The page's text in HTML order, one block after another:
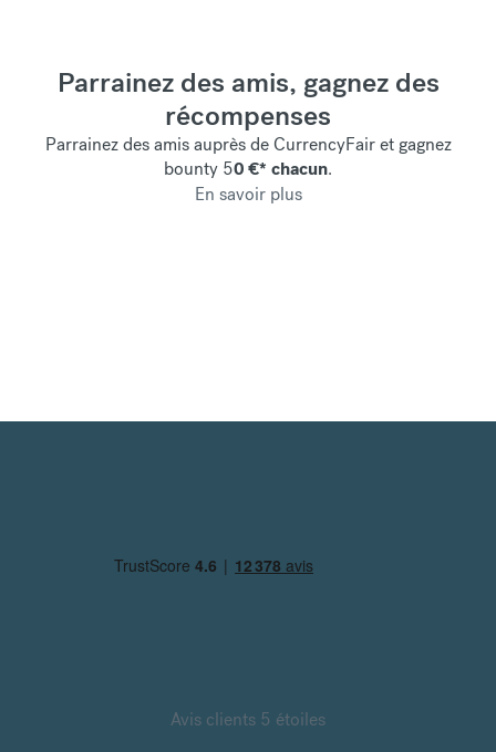
Parrainez des amis, gagnez des
récompenses
Parrainez des amis auprès de CurrencyFair et gagnez
bounty 50 €* chacun.
En savoir plus
Avis clients 5 étoiles